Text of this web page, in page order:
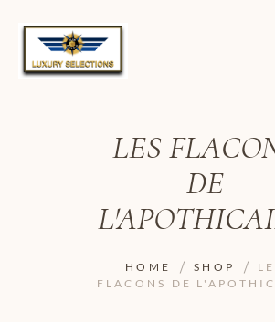
LES
DE
HOME SHOP
FLACONS DE